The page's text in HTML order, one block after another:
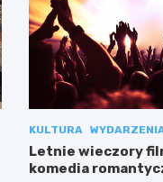
KULTURA
Letnie wieczory
komedia